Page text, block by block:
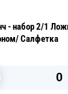
2/1 Ложка белая
Cалфетка